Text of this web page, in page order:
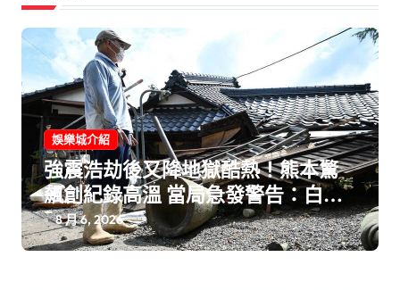
娛樂城介紹
強震浩劫後又降地獄酷熱！熊本驚
飆創紀錄高溫 當局急發警告：白天
外出作業恐送命！
8 月 6, 2026